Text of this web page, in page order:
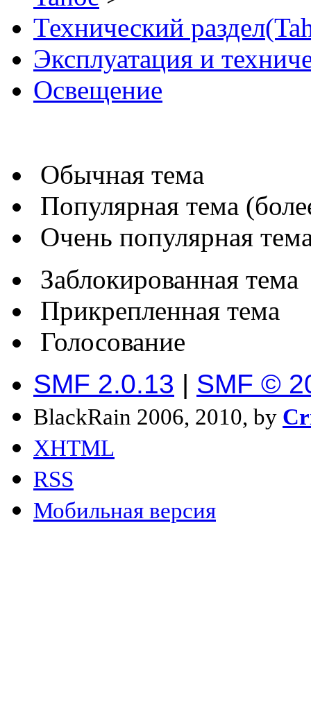
Технический
Эксплуатация и
Освещение
Обычная тема
Популярная тема
Очень популярная
Заблокированная тема
Прикрепленная тема
Голосование
SMF 2.0.13 | SMF ©
BlackRain 2006, 2010, by
XHTML
RSS
Мобильная версия